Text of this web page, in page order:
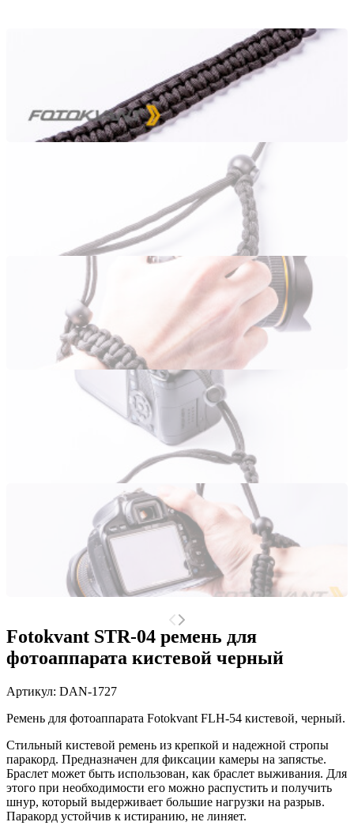
Fotokvant STR-04 ремень для
фотоаппарата кистевой черный
Артикул: DAN-1727
Ремень для фотоаппарата Fotokvant FLH-54 кистевой, черный.
Стильный кистевой ремень из крепкой и надежной стропы
паракорд. Предназначен для фиксации камеры на запястье.
Браслет может быть использован, как браслет выживания. Для
этого при необходимости его можно распустить и получить
шнур, который выдерживает большие нагрузки на разрыв.
Паракорд устойчив к истиранию, не линяет.